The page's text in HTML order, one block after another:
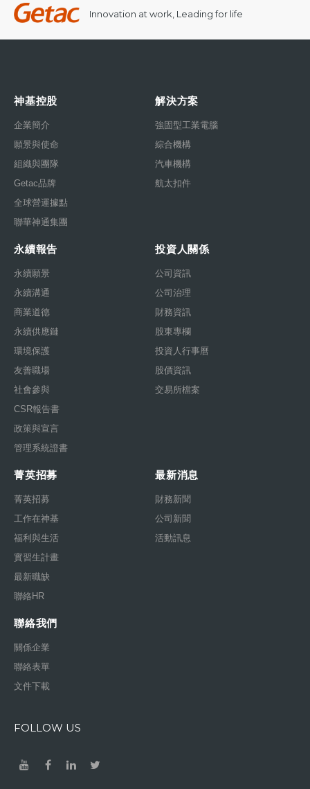
Innovation at work, Leading for life
神基控股
企業簡介
願景與使命
組織與團隊
Getac品牌
全球營運據點
聯華神通集團
解決方案
強固型工業電腦
綜合機構
汽車機構
航太扣件
永續報告
永續願景
永續溝通
商業道德
永續供應鏈
環境保護
友善職場
社會參與
CSR報告書
政策與宣言
管理系統證書
投資人關係
公司資訊
公司治理
財務資訊
股東專欄
投資人行事曆
股價資訊
交易所檔案
菁英招募
菁英招募
工作在神基
福利與生活
實習生計畫
最新職缺
聯絡HR
最新消息
財務新聞
公司新聞
活動訊息
聯絡我們
關係企業
聯絡表單
文件下載
FOLLOW US